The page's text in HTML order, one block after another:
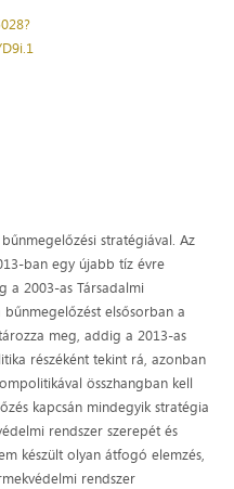
stratégiával. Az
ban egy újabb tíz évre
a 2003-as Társadalmi
elsősorban a
meg, addig a 2013-as
részéként tekint rá, azonban
összhangban kell
kapcsán mindegyik stratégia
rendszer szerepét és
készült olyan átfogó elemzés,
rendszer